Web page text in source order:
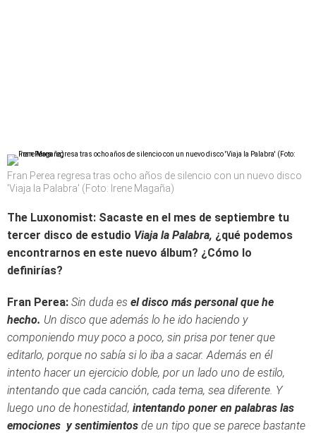
Fran Perea regresa tras ocho años de silencio con un nuevo disco
'Viaja la Palabra' (Foto: Irene Magaña)
The Luxonomist: Sacaste en el mes de septiembre tu
tercer disco de estudio Viaja la Palabra, ¿qué podemos
encontrarnos en este nuevo álbum? ¿Cómo lo
definirías?
Fran Perea: Sin duda es el disco más personal que he
hecho. Un disco que además lo he ido haciendo y
componiendo muy poco a poco, sin prisa por tener que
editarlo, porque no sabía si lo iba a sacar. Además en él
intento hacer un ejercicio doble, por un lado uno de estilo,
intentando que cada canción, cada tema, sea diferente. Y
luego uno de honestidad, intentando poner en palabras las
emociones y sentimientos de un tipo que se parece bastante